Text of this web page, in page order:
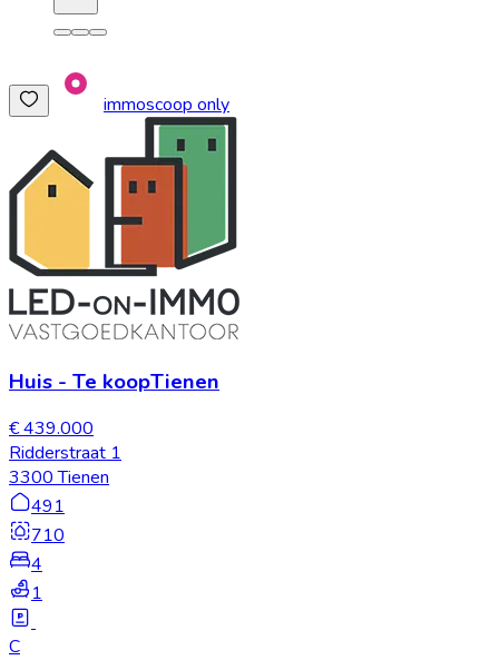
immoscoop only
Huis - Te koopTienen
€ 439.000
Ridderstraat 1
3300 Tienen
491
710
4
1
C